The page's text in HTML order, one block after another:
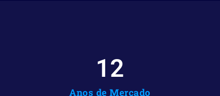
Anos de Mercado
12